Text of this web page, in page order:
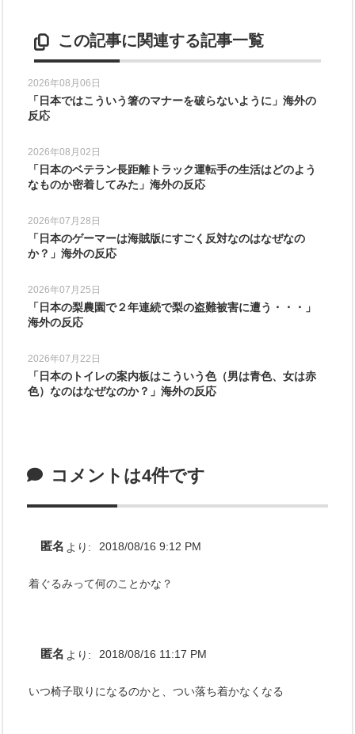
この記事に関連する記事一覧
2026年08月06日
「日本ではこういう箸のマナーを破らないように」海外の
反応
2026年08月02日
「日本のベテラン長距離トラック運転手の生活はどのよう
なものか密着してみた」海外の反応
2026年07月28日
「日本のゲーマーは海賊版にすごく反対なのはなぜなの
か？」海外の反応
2026年07月25日
「日本の梨農園で２年連続で梨の盗難被害に遭う・・・」
海外の反応
2026年07月22日
「日本のトイレの案内板はこういう色（男は青色、女は赤
色）なのはなぜなのか？」海外の反応
コメントは4件です
匿名 より: 2018/08/16 9:12 PM
着ぐるみって何のことかな？
匿名 より: 2018/08/16 11:17 PM
いつ椅子取りになるのかと、つい落ち着かなくなる